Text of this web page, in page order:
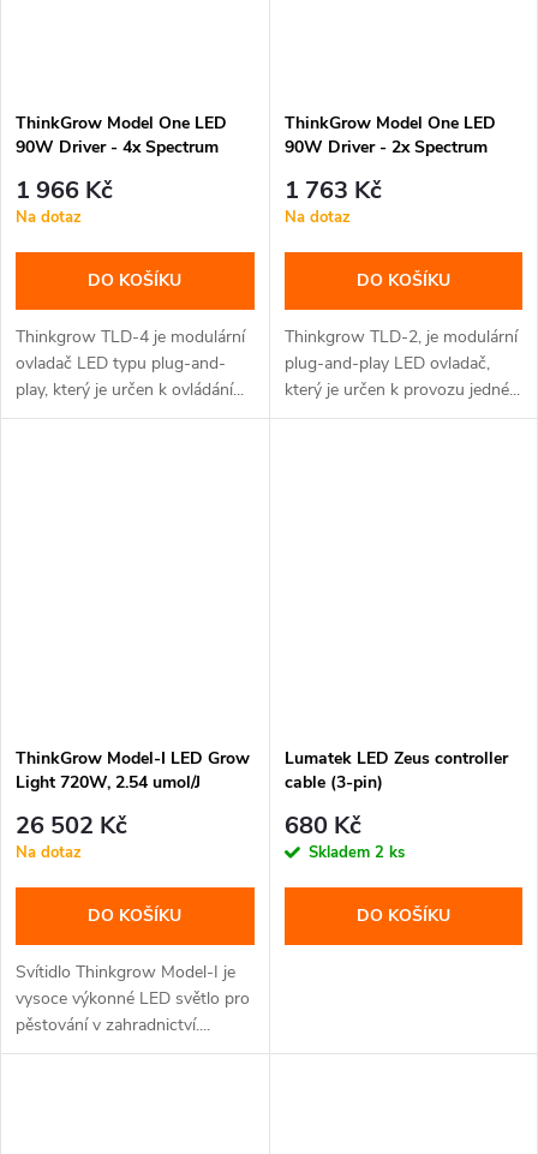
ThinkGrow Model One LED
90W Driver - 4x Spectrum
1 966 Kč
Na dotaz
DO KOŠÍKU
Thinkgrow TLD-4 je modulární
ovladač LED typu plug-and-
play, který je určen k ovládání...
ThinkGrow Model One LED
90W Driver - 2x Spectrum
1 763 Kč
Na dotaz
DO KOŠÍKU
Thinkgrow TLD-2, je modulární
plug-and-play LED ovladač,
který je určen k provozu jedné...
ThinkGrow Model-I LED Grow
Light 720W, 2.54 umol/J
26 502 Kč
Na dotaz
DO KOŠÍKU
Svítidlo Thinkgrow Model-I je
vysoce výkonné LED světlo pro
pěstování v zahradnictví....
Lumatek LED Zeus controller
cable (3-pin)
680 Kč
Skladem 2 ks
DO KOŠÍKU